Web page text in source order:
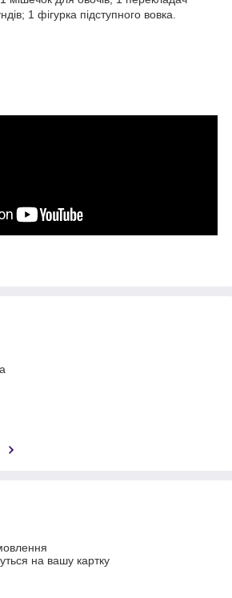
1 фігурка підступного вовка.
на вашу картку